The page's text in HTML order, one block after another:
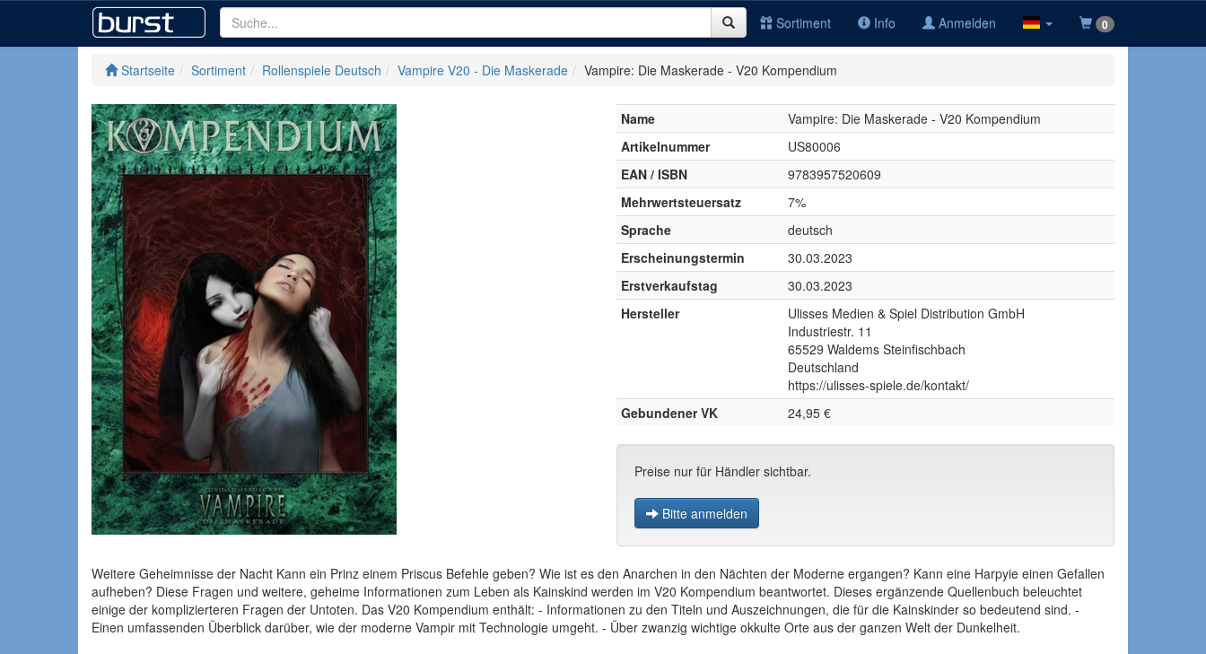
Sortiment Info Anmelden 0
Startseite Sortiment Rollenspiele Deutsch Vampire V20 - Die Maskerade Vampire: Die Maskerade - V20 Kompendium
Name
Vampire: Die Maskerade - V20 Kompendium
Artikelnummer
US80006
EAN / ISBN
9783957520609
Mehrwertsteuersatz
7%
Sprache
deutsch
Erscheinungstermin
30.03.2023
Erstverkaufstag
30.03.2023
Hersteller
Ulisses Medien & Spiel Distribution GmbH
Industriestr. 11
65529 Waldems Steinfischbach
Deutschland
https://ulisses-spiele.de/kontakt/
Gebundener VK
24,95 €
Preise nur für Händler sichtbar.
Bitte anmelden
Weitere Geheimnisse der Nacht Kann ein Prinz einem Priscus Befehle geben? Wie ist es den Anarchen in den Nächten der Moderne ergangen? Kann eine Harpyie einen Gefallen
aufheben? Diese Fragen und weitere, geheime Informationen zum Leben als Kainskind werden im V20 Kompendium beantwortet. Dieses ergänzende Quellenbuch beleuchtet
einige der komplizierteren Fragen der Untoten. Das V20 Kompendium enthält: - Informationen zu den Titeln und Auszeichnungen, die für die Kainskinder so bedeutend sind. -
Einen umfassenden Überblick darüber, wie der moderne Vampir mit Technologie umgeht. - Über zwanzig wichtige okkulte Orte aus der ganzen Welt der Dunkelheit.